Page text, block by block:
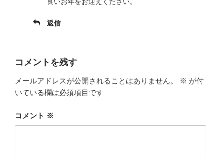
返信
コメントを残す
メールアドレスが公開されることはありません。 ※ が付
いている欄は必須項目です
コメント ※